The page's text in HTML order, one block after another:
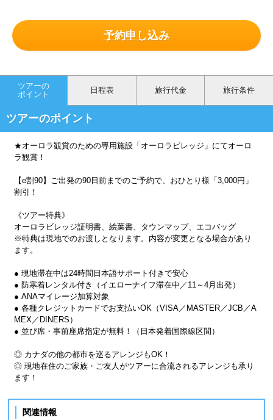
予約申し込み
ツアーの
ポイント
日程表 旅行代金 旅行条件
ツアーのポイント
★オーロラ観賞のための専用施設「オーロラビレッジ」にてオーロ
ラ観賞！
【e割90】ご出発の90日前までのご予約で、おひとり様「3,000円」
割引！
《ツアー特典》
オーロラビレッジ証明書、絵葉書、タウンマップ、エコバッグ
※特典は現地でのお渡しとなります。内容が変更となる場合があり
ます。
● 現地滞在中は24時間日本語サポート付きで安心
● 防寒着レンタル付き（イエローナイフ滞在中／11～4月出発）
● ANAマイレージ加算対象
● 各種クレジットカードでお支払いOK（VISA／MASTER／JCB／A
MEX／DINERS）
● 並び席・事前座席指定が無料！（日本発着国際線区間）
◎ カナダの他の都市を巡るアレンジもOK！
◎ 現地在住のご家族・ご友人がツアーに合流されるアレンジも承り
ます！
関連情報